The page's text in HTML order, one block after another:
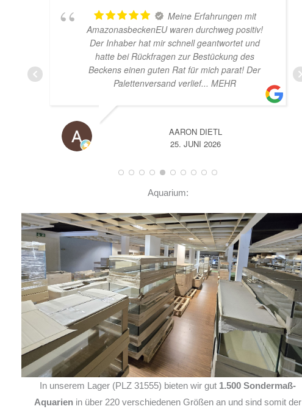
Meine Erfahrungen mit
AmazonasbeckenEU waren durchweg positiv!
Der Inhaber hat mir schnell geantwortet und
hatte bei Rückfragen zur Bestückung des
Beckens einen guten Rat für mich parat! Der
Palettenversand verlief... MEHR
AARON DIETL
25. JUNI 2026
Aquarium:
In unserem Lager (PLZ 31555) bieten wir gut 1.500 Sondermaß-
Aquarien in über 220 verschiedenen Größen an und sind somit der